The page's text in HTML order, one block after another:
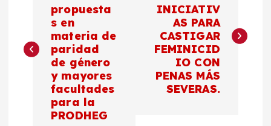
e
propuesta
s en
materia de
paridad
de género
y mayores
facultades
para la
PRODHEG
INICIATIV
AS PARA
CASTIGAR
FEMINICID
IO CON
PENAS MÁS
SEVERAS.